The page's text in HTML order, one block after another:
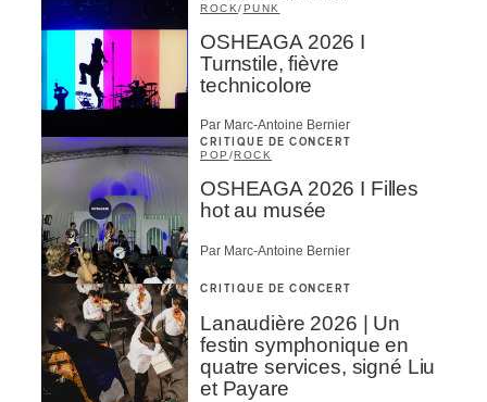
ROCK/PUNK
OSHEAGA 2026 I
Turnstile, fièvre
technicolore
Par Marc-Antoine Bernier
CRITIQUE DE CONCERT
POP /ROCK
OSHEAGA 2026 I Filles
hot au musée
Par Marc-Antoine Bernier
CRITIQUE DE CONCERT
Lanaudière 2026 | Un
festin symphonique en
quatre services, signé Liu
et Payare